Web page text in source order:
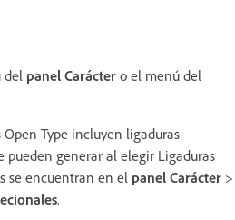
del panel Carácter o el menú del
Type incluyen ligaduras
pueden generar al elegir Ligaduras
se encuentran en el panel Carácter >
.